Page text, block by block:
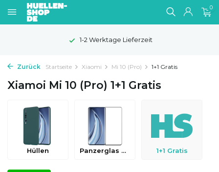
0
1-2 Werktage Lieferzeit
Zurück Startseite Xiaomi Mi 10 (Pro) 1+1 Gratis
Xiamoi Mi 10 (Pro) 1+1 Gratis
Hüllen Panzerglas & Schutzfolien 1+1 Gratis